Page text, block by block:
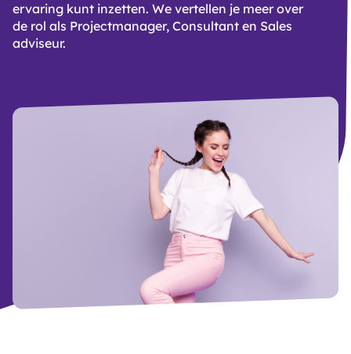
ervaring kunt inzetten. We vertellen je meer over
de rol als Projectmanager, Consultant en Sales
adviseur.